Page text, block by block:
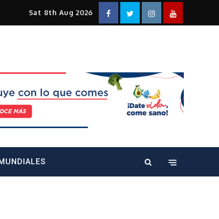
Sat 8th Aug 2026 FacebookTwitterInstagramYouTube